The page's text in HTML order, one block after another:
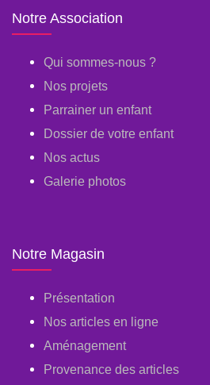
Notre Association
Qui sommes-nous ?
Nos projets
Parrainer un enfant
Dossier de votre enfant
Nos actus
Galerie photos
Notre Magasin
Présentation
Nos articles en ligne
Aménagement
Provenance des articles